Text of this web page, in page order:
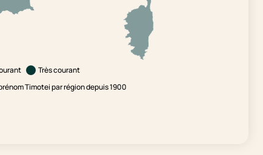
Très courant
Timotei par région depuis 1900